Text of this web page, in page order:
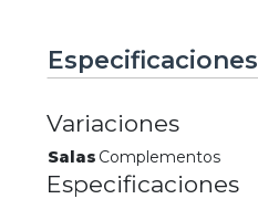
Especificaciones
Variaciones
Salas Complementos
Especificaciones